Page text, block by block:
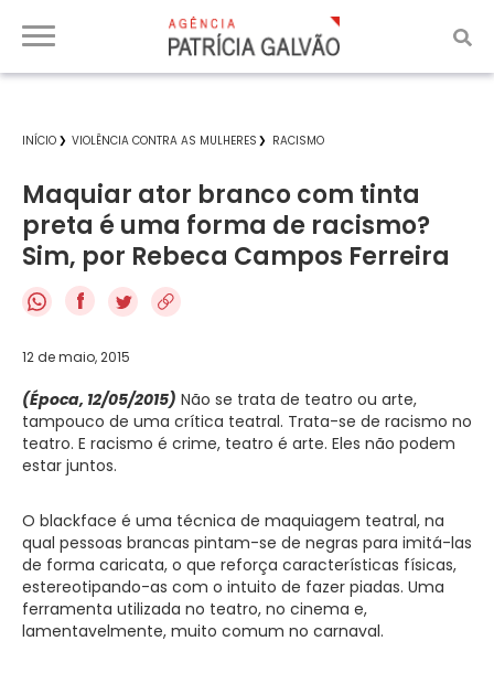
INÍCIO VIOLÊNCIA CONTRA AS MULHERES RACISMO
Maquiar ator branco com tinta
preta é uma forma de racismo?
Sim, por Rebeca Campos Ferreira
f
12 de maio, 2015
(Época, 12/05/2015) Não se trata de teatro ou arte,
tampouco de uma crítica teatral. Trata-se de racismo no
teatro. E racismo é crime, teatro é arte. Eles não podem
estar juntos.
O blackface é uma técnica de maquiagem teatral, na
qual pessoas brancas pintam-se de negras para imitá-las
de forma caricata, o que reforça características físicas,
estereotipando-as com o intuito de fazer piadas. Uma
ferramenta utilizada no teatro, no cinema e,
lamentavelmente, muito comum no carnaval.